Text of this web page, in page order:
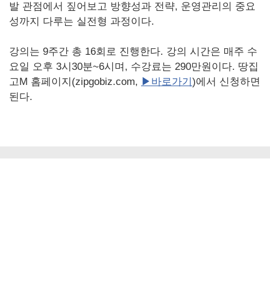
발 관점에서 짚어보고 방향성과 전략, 운영관리의 중요
성까지 다루는 실전형 과정이다.
강의는 9주간 총 16회로 진행한다. 강의 시간은 매주 수
요일 오후 3시30분~6시며, 수강료는 290만원이다. 땅집
고M 홈페이지(zipgobiz.com, ▶바로가기 )에서 신청하면
된다.